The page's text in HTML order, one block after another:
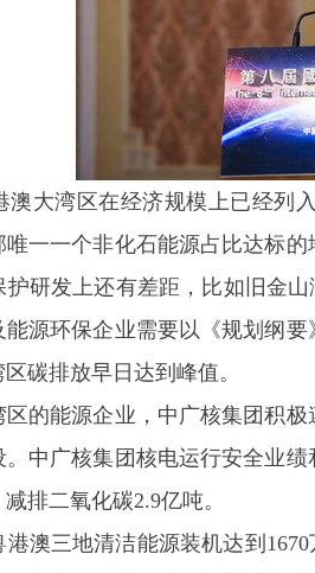
澳大湾区在经济规模上已经列
唯一一个非化石能源占比达标
研发上还有差距，比如旧金
能源环保企业需要以《规划纲
碳排放早日达到峰值。
的能源企业，中广核集团积
。中广核集团核电运行安全业
排二氧化碳2.9亿吨。
港澳三地清洁能源装机达到